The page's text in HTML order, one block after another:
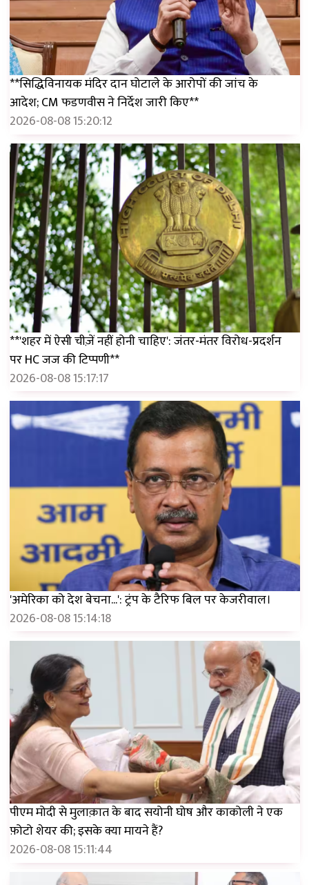
**सिद्धिविनायक मंदिर दान घोटाले के आरोपों की जांच के
आदेश; CM फडणवीस ने निर्देश जारी किए**
2026-08-08 15:20:12
**'शहर में ऐसी चीज़ें नहीं होनी चाहिए': जंतर-मंतर विरोध-प्रदर्शन
पर HC जज की टिप्पणी**
2026-08-08 15:17:17
'अमेरिका को देश बेचना...': ट्रंप के टैरिफ बिल पर केजरीवाल।
2026-08-08 15:14:18
पीएम मोदी से मुलाक़ात के बाद सयोनी घोष और काकोली ने एक
फ़ोटो शेयर की; इसके क्या मायने हैं?
2026-08-08 15:11:44